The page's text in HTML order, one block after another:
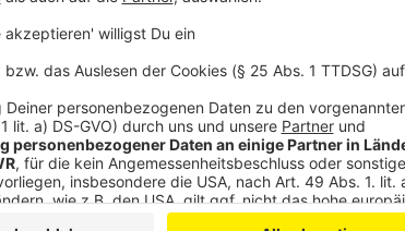
Wir verwenden einen
einzubetten. Dieser
Ihren Aktivitäten
die Details durch und
Nutzung des Service zu,
anzusehen.
Mehr